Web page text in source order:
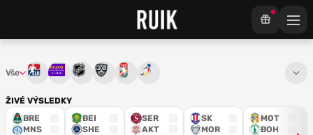
ŽIVÉ VÝSLEDKY
BRE
MNS
BEI
SHE
SER
AKT
SK
MOR
MOT
BOH
Vše Tipsport extraliga
Maxa ligaNHL KHL Mistrovství světa